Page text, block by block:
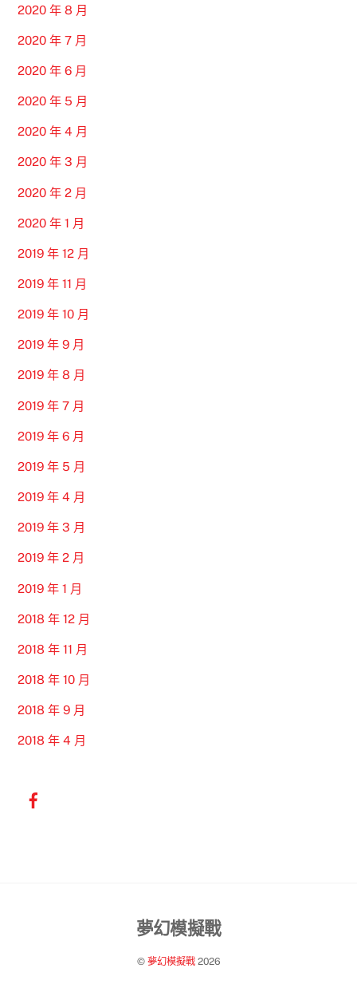
2020 年 8 月
2020 年 7 月
2020 年 6 月
2020 年 5 月
2020 年 4 月
2020 年 3 月
2020 年 2 月
2020 年 1 月
2019 年 12 月
2019 年 11 月
2019 年 10 月
2019 年 9 月
2019 年 8 月
2019 年 7 月
2019 年 6 月
2019 年 5 月
2019 年 4 月
2019 年 3 月
2019 年 2 月
2019 年 1 月
2018 年 12 月
2018 年 11 月
2018 年 10 月
2018 年 9 月
2018 年 4 月
Back
Top
夢幻模擬戰
© 夢幻模擬戰2026